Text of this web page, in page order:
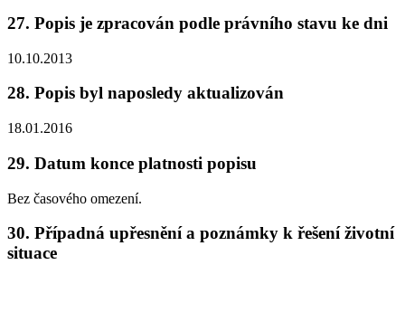
27. Popis je zpracován podle právního stavu ke dni
10.10.2013
28. Popis byl naposledy aktualizován
18.01.2016
29. Datum konce platnosti popisu
Bez časového omezení.
30. Případná upřesnění a poznámky k řešení životní
situace